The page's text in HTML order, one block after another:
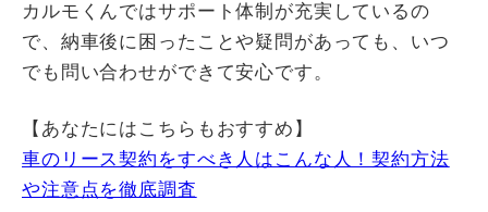
カルモくんではサポート体制が充実しているの
で、納車後に困ったことや疑問があっても、いつ
でも問い合わせができて安心です。
【あなたにはこちらもおすすめ】
車のリース契約をすべき人はこんな人！契約方法
や注意点を徹底調査